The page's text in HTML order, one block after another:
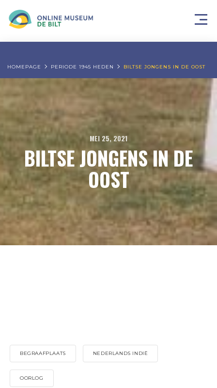
HOMEPAGE PERIODE 1945 HEDEN BILTSE JONGENS IN DE OOST
MEI 25, 2021
BILTSE JONGENS IN DE
OOST
BEGRAAFPLAATS NEDERLANDS INDIË
OORLOG